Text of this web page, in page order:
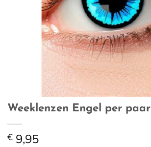
Weeklenzen Engel per paar
€ 9,95